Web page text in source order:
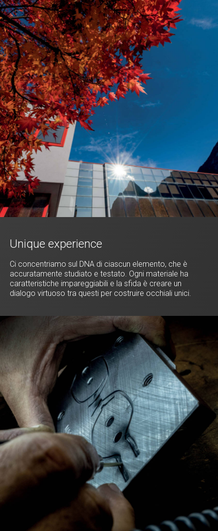
Unique experience
Ci concentriamo sul DNA di ciascun elemento, che è
accuratamente studiato e testato. Ogni materiale ha
caratteristiche impareggiabili e la sfida è creare un
dialogo virtuoso tra questi per costruire occhiali unici.